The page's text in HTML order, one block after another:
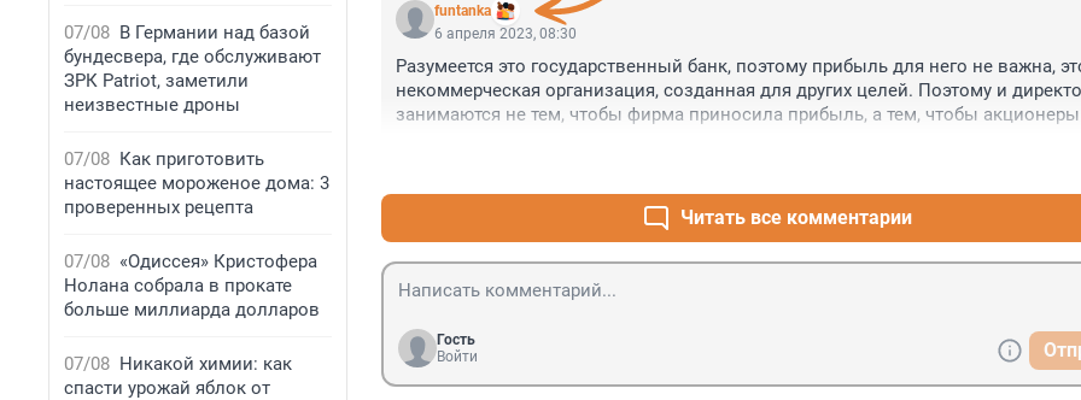
07/08 В Германии над базой
бундесвера, где обслуживают
ЗРК Patriot, заметили
неизвестные дроны
07/08 Как приготовить
настоящее мороженое дома: 3
проверенных рецепта
07/08 «Одиссея» Кристофера
Нолана собрала в прокате
больше миллиарда долларов
07/08 Никакой химии: как
спасти урожай яблок от
funtanka
6 апреля 2023, 08:30
Разумеется это государственный банк, поэтому прибыль для него не важна,
некоммерческая организация, созданная для других целей. Поэтому и
занимаются не тем, чтобы фирма приносила прибыль, а тем, чтобы
Читать все комментарии
Гость
Войти